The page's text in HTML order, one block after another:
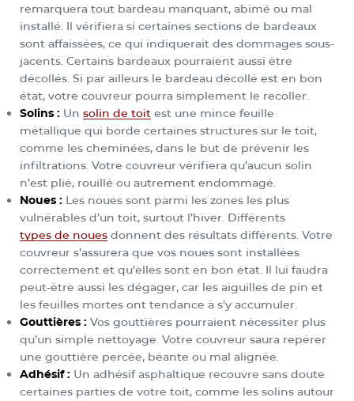
remarquera tout bardeau manquant, abîmé ou mal
installé. Il vérifiera si certaines sections de bardeaux
sont affaissées, ce qui indiquerait des dommages sous-
jacents. Certains bardeaux pourraient aussi être
décollés. Si par ailleurs le bardeau décollé est en bon
état, votre couvreur pourra simplement le recoller.
Solins : Un solin de toit est une mince feuille
métallique qui borde certaines structures sur le toit,
comme les cheminées, dans le but de prévenir les
infiltrations. Votre couvreur vérifiera qu’aucun solin
n’est plié, rouillé ou autrement endommagé.
Noues : Les noues sont parmi les zones les plus
vulnérables d’un toit, surtout l’hiver. Différents
types de noues donnent des résultats différents. Votre
couvreur s’assurera que vos noues sont installées
correctement et qu’elles sont en bon état. Il lui faudra
peut-être aussi les dégager, car les aiguilles de pin et
les feuilles mortes ont tendance à s’y accumuler.
Gouttières : Vos gouttières pourraient nécessiter plus
qu’un simple nettoyage. Votre couvreur saura repérer
une gouttière percée, béante ou mal alignée.
Adhésif : Un adhésif asphaltique recouvre sans doute
certaines parties de votre toit, comme les solins autour